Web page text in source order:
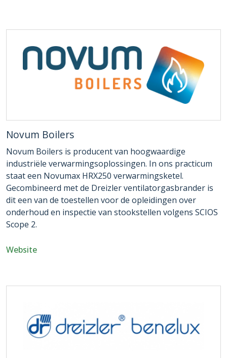
Novum Boilers
Novum Boilers is producent van hoogwaardige
industriële verwarmingsoplossingen. In ons practicum
staat een Novumax HRX250 verwarmingsketel.
Gecombineerd met de Dreizler ventilatorgasbrander is
dit een van de toestellen voor de opleidingen over
onderhoud en inspectie van stookstellen volgens SCIOS
Scope 2.
Website